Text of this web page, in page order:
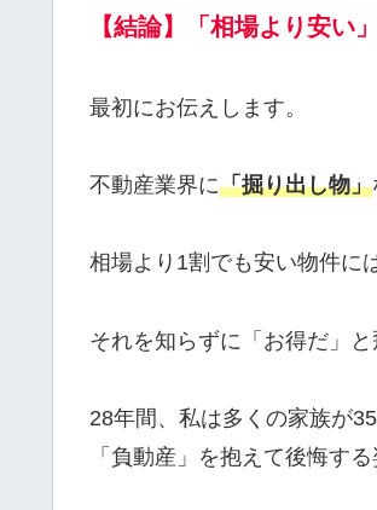
【結論】「相場より安い
最初にお伝えします。
不動産業界に「掘り出し物」
相場より1割でも安い物件に
それを知らずに「お得だ」
28年間、私は多くの家族が
「負動産」を抱えて後悔す